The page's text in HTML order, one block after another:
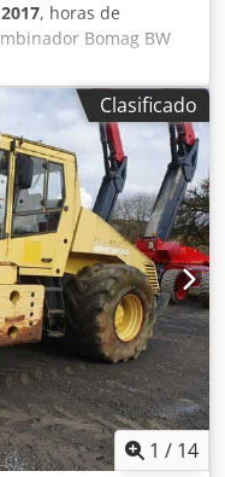
2017, horas de
Bomag BW
horas de
Kubota [55,4
de asfalto a la
lisa, buen
Si lo desea, le
o
encantado de
visite nuestra
Crsdpfx Agszq
información =
para obtener más
Clasificado
1 / 14